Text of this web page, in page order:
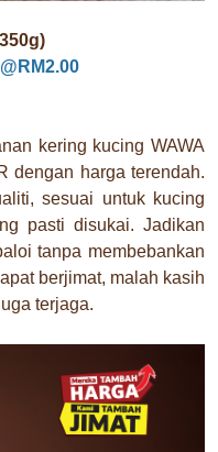
kering kucing WAWA
dengan harga terendah.
sesuai untuk kucing
pasti disukai. Jadikan
tanpa membebankan
berjimat, malah kasih
terjaga.